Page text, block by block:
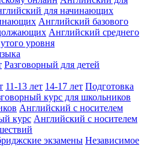
для начинающих
Английский базового
Английский среднего
уровня
Разговорный для детей
11-13 лет 14-17 лет Подготовка
курс для школьников
Английский с носителем
курс Английский с носителем
экзамены Независимое